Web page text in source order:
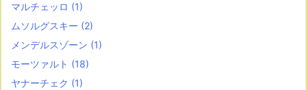
マルチェッロ (1)
ムソルグスキー (2)
メンデルスゾーン (1)
モーツァルト (18)
ヤナーチェク (1)